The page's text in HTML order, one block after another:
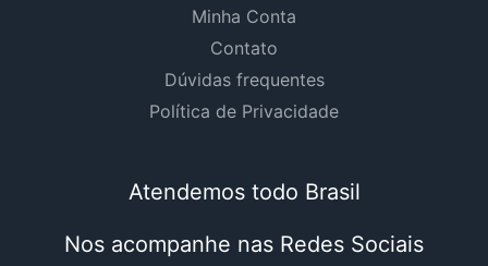
Minha Conta
Contato
Dúvidas frequentes
Política de Privacidade
Atendemos todo Brasil
Nos acompanhe nas Redes Sociais